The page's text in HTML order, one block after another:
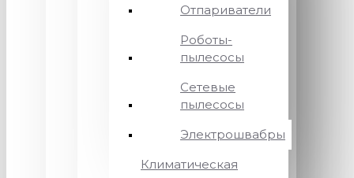
Отпариватели
Роботы-
пылесосы
Сетевые
пылесосы
Электрошвабры
Климатическая